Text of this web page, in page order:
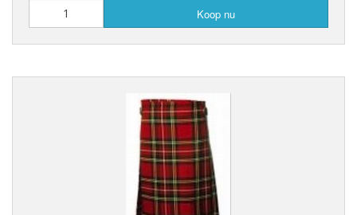
Koop nu